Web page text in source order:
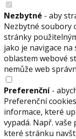
Nezbytné - aby
Nezbytné soubory
stránky
jako je navigace
oblastem webové
nemůže web
Preferenční -
Preferenční
informace, které
vypadá. Např.
které stránku